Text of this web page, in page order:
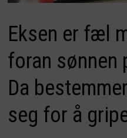
Eksen er fæl
foran sønnen
Da
seg for å